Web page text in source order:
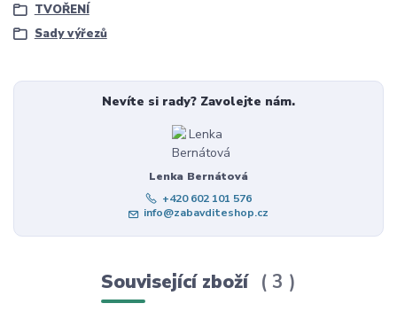
TVOŘENÍ
Sady výřezů
Nevíte si rady? Zavolejte nám.
Lenka Bernátová
+420 602 101 576
info@zabavditeshop.cz
Související zboží 3